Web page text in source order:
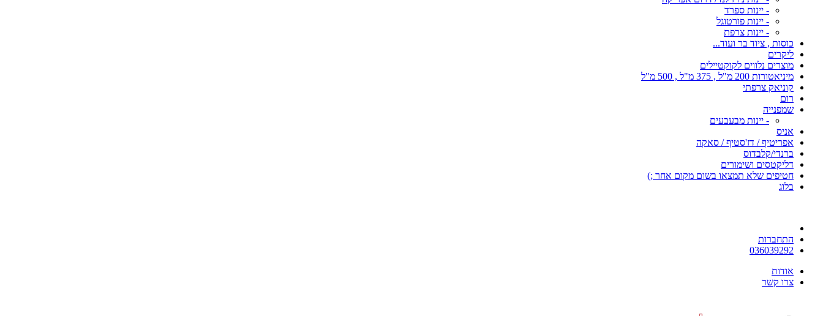
- יינות ספרד
- יינות פורטוגל
- יינות צרפת
כוסות , ציוד בר ועוד...
ליקרים
מוצרים נלווים לקוקטיילים
מיניאטורות 200 מ"ל , 375 מ"ל , 500 מ"ל
קוניאק צרפתי
רום
שמפנייה
- יינות מבעבעים
אניס
אפריטיף / דז'סטיף / סאקה
ברנדי/קלבדוס
דליקטסים ושימורים
חטיפים שלא תמצאו בשום מקום אחר ;)
בלוג
התחברות
036039292
אודות
צרו קשר